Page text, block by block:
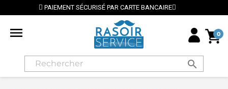
PAR CARTE BANCAIRE ⭐ LIVRAISON GRATUITE EN
 0
search